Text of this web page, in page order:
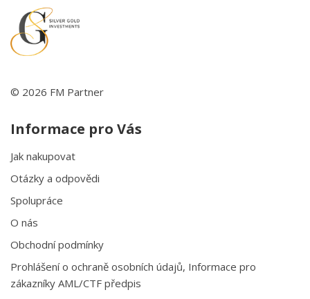
© 2026 FM Partner
Informace pro Vás
Jak nakupovat
Otázky a odpovědi
Spolupráce
O nás
Obchodní podmínky
Prohlášení o ochraně osobních údajů, Informace pro
zákazníky AML/CTF předpis